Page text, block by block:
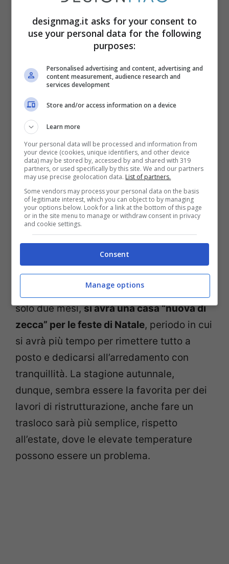
Da un punto di vista climatico, invece,le
temperature sono ancora miti
decisamente più calde rispetto all’inverno
e questo consentirà – nel caso in cui si
decida di ritinteggiare o addirittura rifare
gli intonaci – di avere ancora il clima
necessario affinché tutto si asciughi bene.
Il periodo autunnale, inoltre, sembra che
sia più vantaggioso da un punto di vista
economico perché le aziende di
rivestimenti o comunque specializzate
nell’edilizia, potrebbero avere giacenze
che venderanno in offerta.
Decidere di dedicarsi alla ristrutturazione
di casa in autunno comporterà anche altri
benefici, se i lavori ad esempio dureranno
solo due mesi,si avrà una casa “nuova di
zecca” per le feste di Natale, periodo in cui
si avrà più tempo per rimettere tutto a
posto e dedicarsi all’arredamento con
tranquillità. La stagione autunnale,
dunque, sembra essere la favorita per dei
lavori di ristrutturazione, anche fare un
trasloco sarà più semplice, rispetto
all’estate, dove le elevate temperature
possono essere un problema.
designmag.it asks for your consent to
use your personal data for the following
purposes:
Personalised advertising and content, advertising and
content measurement, audience research and
services development
Store and/or access information on a device
Learn more
Your personal data will be processed and information from
your device (cookies, unique identifiers, and other device
data) may be stored by, accessed by and shared with 319
partners, or used specifically by this site. We and our partners
may use precise geolocation data. List of partners.
Some vendors may process your personal data on the basis
of legitimate interest, which you can object to by managing
your options below. Look for a link at the bottom of this page
or in the site menu to manage or withdraw consent in privacy
and cookie settings.
Consent
Manage options